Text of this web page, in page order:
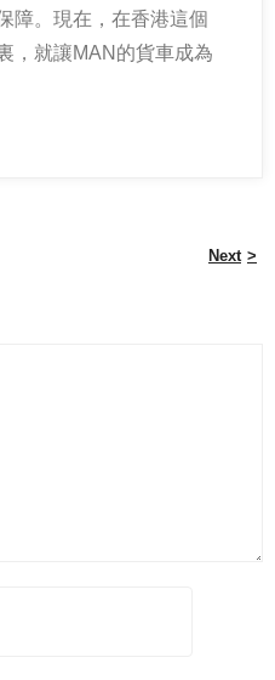
障。現在，在香港這個
，就讓MAN的貨車成為
Next